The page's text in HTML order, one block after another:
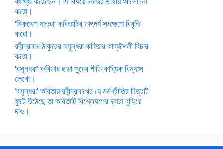
করো।
‘নিরুদ্দেশ যাত্রা’ কবিতাটির তাৎপর্য সংক্ষেপে বিবৃতি
করো।
রবীন্দ্রনাথ ঠাকুরের বসুন্ধরা কবিতার কাব্যশৈলী বিচার
করো।
‘বসুন্ধরা’ কবিতার ছড়া সুরের গীতি কাব্যিক বিন্যাস
লেখো।
‘বসুন্ধরা’ কবিতায় রবীন্দ্রনাথের যে মর্মপ্রীতির চিত্রটি
ফুটে উঠেছে তা কবিতাটি বিশ্লেষণের দ্বারা বুঝিয়ে
দাও।